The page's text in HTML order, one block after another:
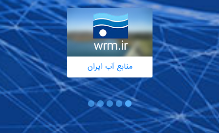
منابع آب ایران